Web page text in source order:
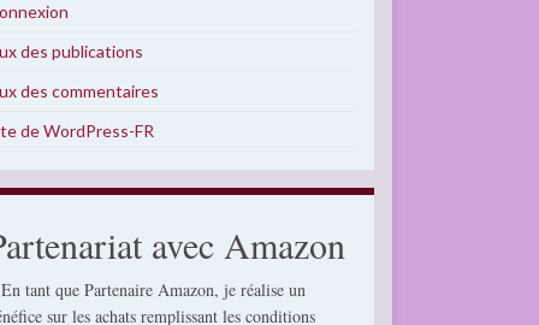
des publications
des commentaires
de WordPress-FR
avec Amazon
tant que Partenaire Amazon, je réalise un
sur les achats remplissant les conditions